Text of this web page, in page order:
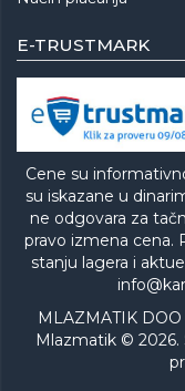
E-TRUSTMARK
Cene su
su iskazane u
ne odgovara za
pravo izmena cena.
stanju lagera i
MLAZMATIK
Mlazmatik © 2026.